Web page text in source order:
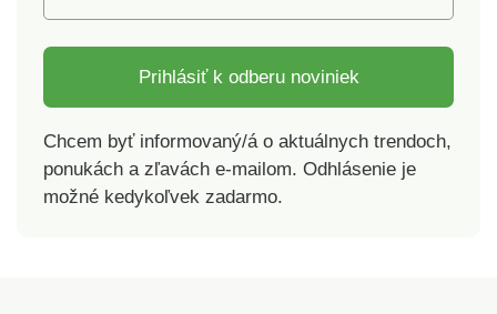
Prihlásiť k odberu noviniek
Chcem byť informovaný/á o aktuálnych trendoch,
ponukách a zľavách e-mailom. Odhlásenie je
možné kedykoľvek zadarmo.